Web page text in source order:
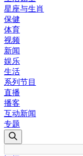
星座与生肖
保健
体育
视频
新闻
娱乐
生活
系列节目
直播
播客
互动新闻
专题